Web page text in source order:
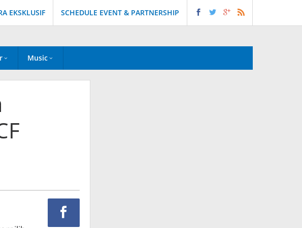
EKSKLUSIF SCHEDULE EVENT & PARTNERSHIP
Music